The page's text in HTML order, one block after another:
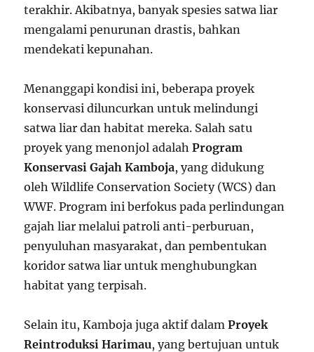
terakhir. Akibatnya, banyak spesies satwa liar
mengalami penurunan drastis, bahkan
mendekati kepunahan.
Menanggapi kondisi ini, beberapa proyek
konservasi diluncurkan untuk melindungi
satwa liar dan habitat mereka. Salah satu
proyek yang menonjol adalahProgram
Konservasi Gajah Kamboja, yang didukung
oleh Wildlife Conservation Society (WCS) dan
WWF. Program ini berfokus pada perlindungan
gajah liar melalui patroli anti-perburuan,
penyuluhan masyarakat, dan pembentukan
koridor satwa liar untuk menghubungkan
habitat yang terpisah.
Selain itu, Kamboja juga aktif dalamProyek
Reintroduksi Harimau, yang bertujuan untuk